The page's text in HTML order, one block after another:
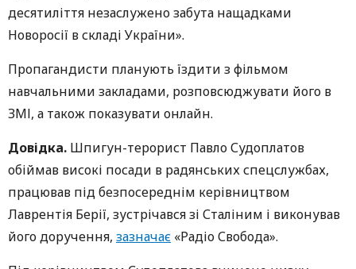
десятиліття незаслужено забута нащадками
Новоросії в складі України».
Пропагандисти планують їздити з фільмом
навчальними закладами, розповсюджувати його в
ЗМІ, а також показувати онлайн.
Довідка. Шпигун-терорист Павло Судоплатов
обіймав високі посади в радянських спецслужбах,
працював під безпосереднім керівництвом
Лаврентія Берії, зустрічався зі Сталіним і виконував
його доручення, зазначає «Радіо Свобода».